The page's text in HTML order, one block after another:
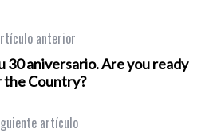
anterior
30 aniversario. Are you ready
the Country?
artículo